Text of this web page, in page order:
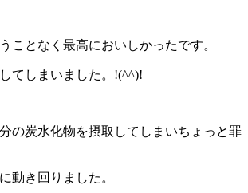
ことなく最高においしかったです。
てしまいました。!(^^)!
の炭水化物を摂取してしまいちょっと罪
動き回りました。